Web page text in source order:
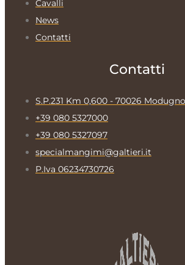
Cavalli
News
Contatti
Contatti
S.P.231 Km 0,600 - 70026
+39 080 5327000
+39 080 5327097
specialmangimi@galtieri.it
P.Iva 06234730726